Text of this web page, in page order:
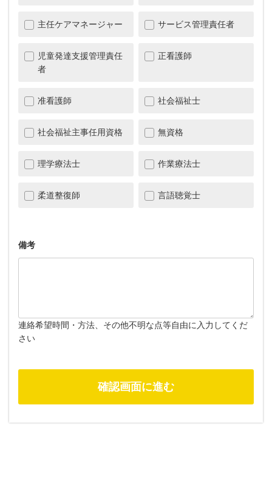
主任ケアマネージャー サービス管理責任者
児童発達支援管理責任
者
正看護師
准看護師 社会福祉士
社会福祉主事任用資格 無資格
理学療法士 作業療法士
柔道整復師 言語聴覚士
備考
連絡希望時間・方法、その他不明な点等自由に入力してくだ
さい